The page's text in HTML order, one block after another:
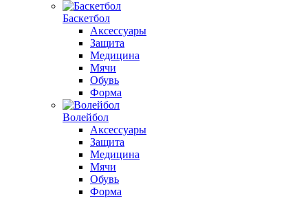
Баскетбол
Аксессуары
Защита
Медицина
Мячи
Обувь
Форма
Волейбол
Аксессуары
Защита
Медицина
Мячи
Обувь
Форма